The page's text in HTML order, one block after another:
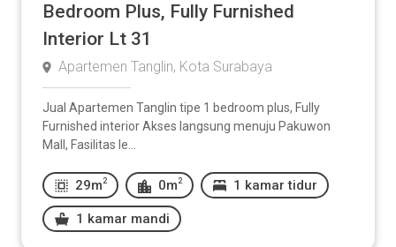
Bedroom Plus, Fully Furnished
Interior Lt 31
Apartemen Tanglin, Kota Surabaya
Jual Apartemen Tanglin tipe 1 bedroom plus, Fully
Furnished interior Akses langsung menuju Pakuwon
Mall, Fasilitas le...
29m 2 0m 2 1 kamar tidur
1 kamar mandi